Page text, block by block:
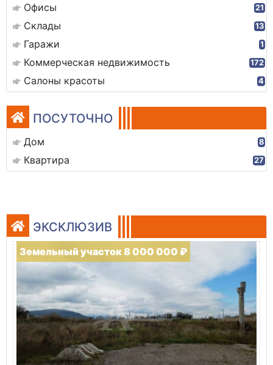
Офисы 21
Склады 13
Гаражи 1
Коммерческая недвижимость 172
Салоны красоты 4
ПОСУТОЧНО
Дом 8
Квартира 27
ЭКСКЛЮЗИВ
Земельный участок 8 000 000 ₽